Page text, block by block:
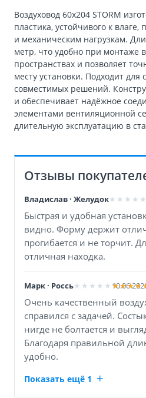
Воздуховод 60х204 STORM
пластика, устойчивого к
и механическим нагрузкам.
метр, что удобно при монтаже
пространствах и позволяет
месту установки. Подходит для
совместимых решений.
и обеспечивает надёжное
элементами вентиляционной
длительную эксплуатацию в
Отзывы
Владислав · Желудок
Быстрая и удобная
видно. Форму держит
прогибается и не торчит.
отличная находка.
Марк · Россь
Очень качественный
справился с задачей.
нигде не болтается и
Благодаря правильной
удобно.
Показать ещё 1